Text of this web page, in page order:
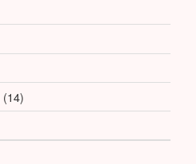
(14)